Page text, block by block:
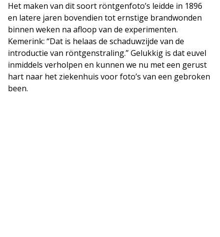
Het maken van dit soort röntgenfoto’s leidde in 1896
en latere jaren bovendien tot ernstige brandwonden
binnen weken na afloop van de experimenten.
Kemerink: “Dat is helaas de schaduwzijde van de
introductie van röntgenstraling.” Gelukkig is dat euvel
inmiddels verholpen en kunnen we nu met een gerust
hart naar het ziekenhuis voor foto’s van een gebroken
been.